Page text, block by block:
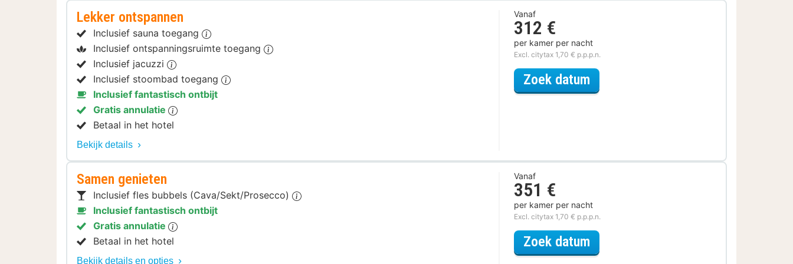
Lekker ontspannen
Inclusief sauna toegang
Inclusief ontspanningsruimte toegang
Inclusief jacuzzi
Inclusief stoombad toegang
Inclusief fantastisch ontbijt
Gratis annulatie
Betaal in het hotel
Bekijk details
Vanaf
312 €
per kamer per nacht
Excl. citytax 1,70 € p.p.p.n.
Zoek datum
Samen genieten
Inclusief fles bubbels (Cava/Sekt/Prosecco)
Inclusief fantastisch ontbijt
Gratis annulatie
Betaal in het hotel
Bekijk details en opties
Vanaf
351 €
per kamer per nacht
Excl. citytax 1,70 € p.p.p.n.
Zoek datum